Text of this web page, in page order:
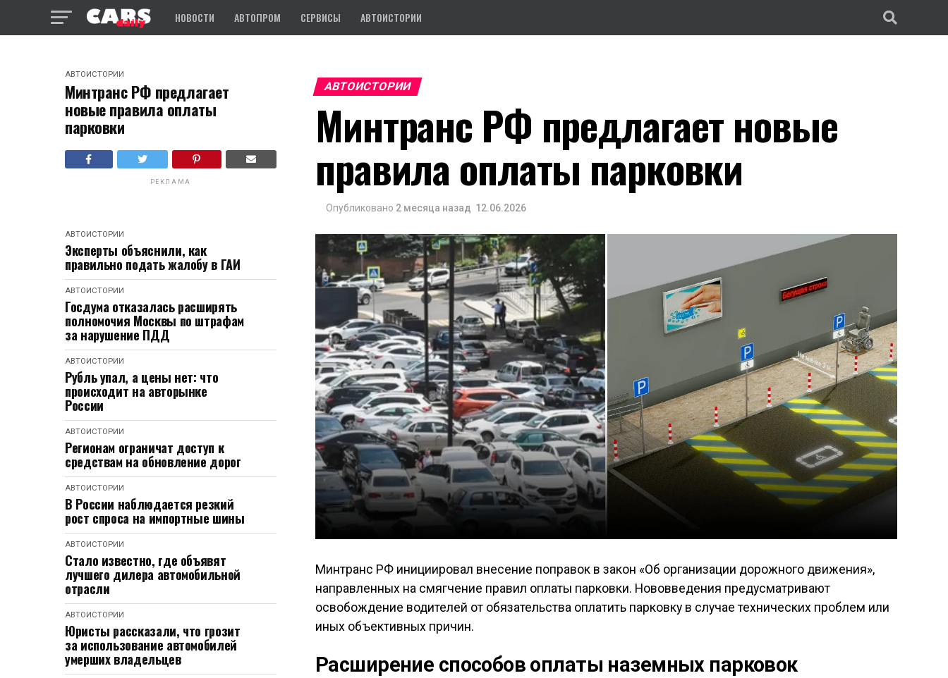
НОВОСТИ АВТОПРОМ СЕРВИСЫ АВТОИСТОРИИ
АВТОИСТОРИИ
Минтранс РФ предлагает
новые правила оплаты
парковки
РЕКЛАМА
АВТОИСТОРИИ
Эксперты объяснили, как
правильно подать жалобу в ГАИ
АВТОИСТОРИИ
Госдума отказалась расширять
полномочия Москвы по штрафам
за нарушение ПДД
АВТОИСТОРИИ
Рубль упал, а цены нет: что
происходит на авторынке
России
АВТОИСТОРИИ
Регионам ограничат доступ к
средствам на обновление дорог
АВТОИСТОРИИ
В России наблюдается резкий
рост спроса на импортные шины
АВТОИСТОРИИ
Стало известно, где объявят
лучшего дилера автомобильной
отрасли
АВТОИСТОРИИ
Юристы рассказали, что грозит
за использование автомобилей
умерших владельцев
АВТОИСТОРИИ
Минтранс РФ предлагает новые
правила оплаты парковки
Опубликовано 2 месяца назад 12.06.2026
Минтранс РФ инициировал внесение поправок в закон «Об организации дорожного движения»,
направленных на смягчение правил оплаты парковки. Нововведения предусматривают
освобождение водителей от обязательства оплатить парковку в случае технических проблем или
иных объективных причин.
Расширение способов оплаты наземных парковок